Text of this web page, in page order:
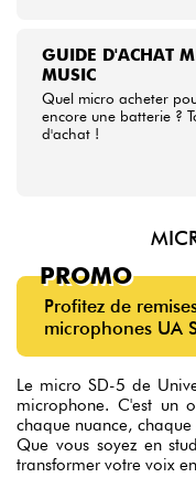
GUIDE D'ACHAT
MUSIC
Quel micro acheter
encore une batterie ?
d'achat !
PROMO
Profitez de
microphones UA
Le micro SD-5 de
microphone. C'est un
chaque nuance,
Que vous soyez en
transformer votre voix